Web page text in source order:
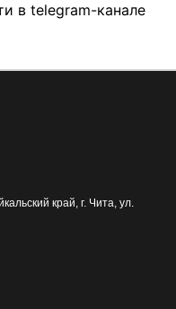
в telegram-канале
край, г. Чита, ул.